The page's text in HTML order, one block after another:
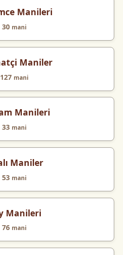
Manileri
30 mani
Maniler
127 mani
Manileri
33 mani
Maniler
53 mani
Manileri
76 mani